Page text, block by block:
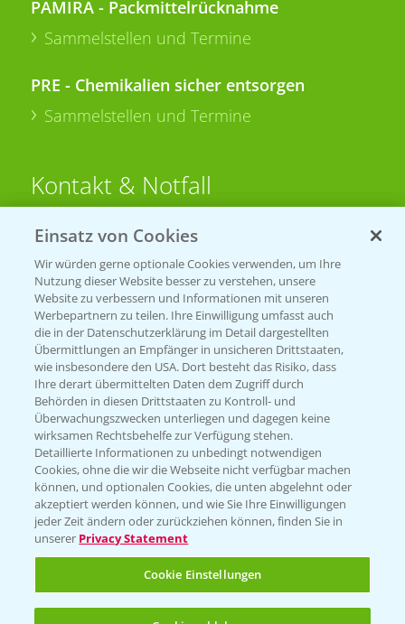
PAMIRA - Packmittelrücknahme
Sammelstellen und Termine
PRE - Chemikalien sicher entsorgen
Sammelstellen und Termine
Kontakt & Notfall
Beratung auf WhatsApp
T.+49 (0)174 346 564 1
KONTAKT
Hilfe in Notfällen
T.+49 (0)214/30-20220
Folgen Sie uns
Einsatz von Cookies
Wir würden gerne optionale Cookies verwenden, um Ihre
Nutzung dieser Website besser zu verstehen, unsere
Website zu verbessern und Informationen mit unseren
Werbepartnern zu teilen. Ihre Einwilligung umfasst auch
die in der Datenschutzerklärung im Detail dargestellten
Übermittlungen an Empfänger in unsicheren Drittstaaten,
wie insbesondere den USA. Dort besteht das Risiko, dass
Ihre derart übermittelten Daten dem Zugriff durch
Behörden in diesen Drittstaaten zu Kontroll- und
Überwachungszwecken unterliegen und dagegen keine
wirksamen Rechtsbehelfe zur Verfügung stehen.
Detaillierte Informationen zu unbedingt notwendigen
Cookies, ohne die wir die Webseite nicht verfügbar machen
können, und optionalen Cookies, die unten abgelehnt oder
akzeptiert werden können, und wie Sie Ihre Einwilligungen
jeder Zeit ändern oder zurückziehen können, finden Sie in
unserer Privacy Statement
Cookie Einstellungen